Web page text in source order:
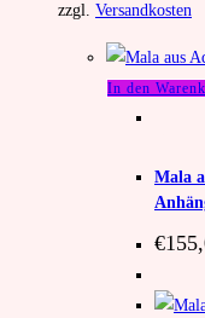
zzgl. Versandkosten
In den
Mala
€